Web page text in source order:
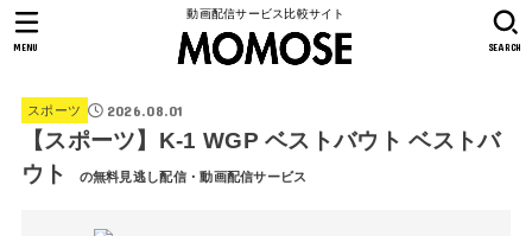
動画配信サービス比較サイト
SEARCH
MENU
スポーツ 2026.08.01
【スポーツ】K-1 WGP ベストバウト ベストバ
ウト
の無料見逃し配信・動画配信サービス